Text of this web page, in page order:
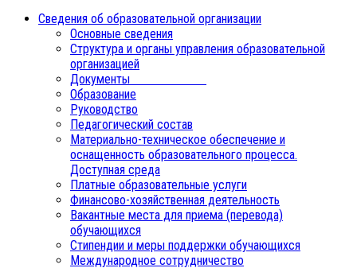
Сведения об образовательной организации
Основные сведения
Структура и органы управления образовательной
организацией
Документы
Образование
Руководство
Педагогический состав
Материально-техническое обеспечение и
оснащенность образовательного процесса.
Доступная среда
Платные образовательные услуги
Финансово-хозяйственная деятельность
Вакантные места для приема (перевода)
обучающихся
Стипендии и меры поддержки обучающихся
Международное сотрудничество